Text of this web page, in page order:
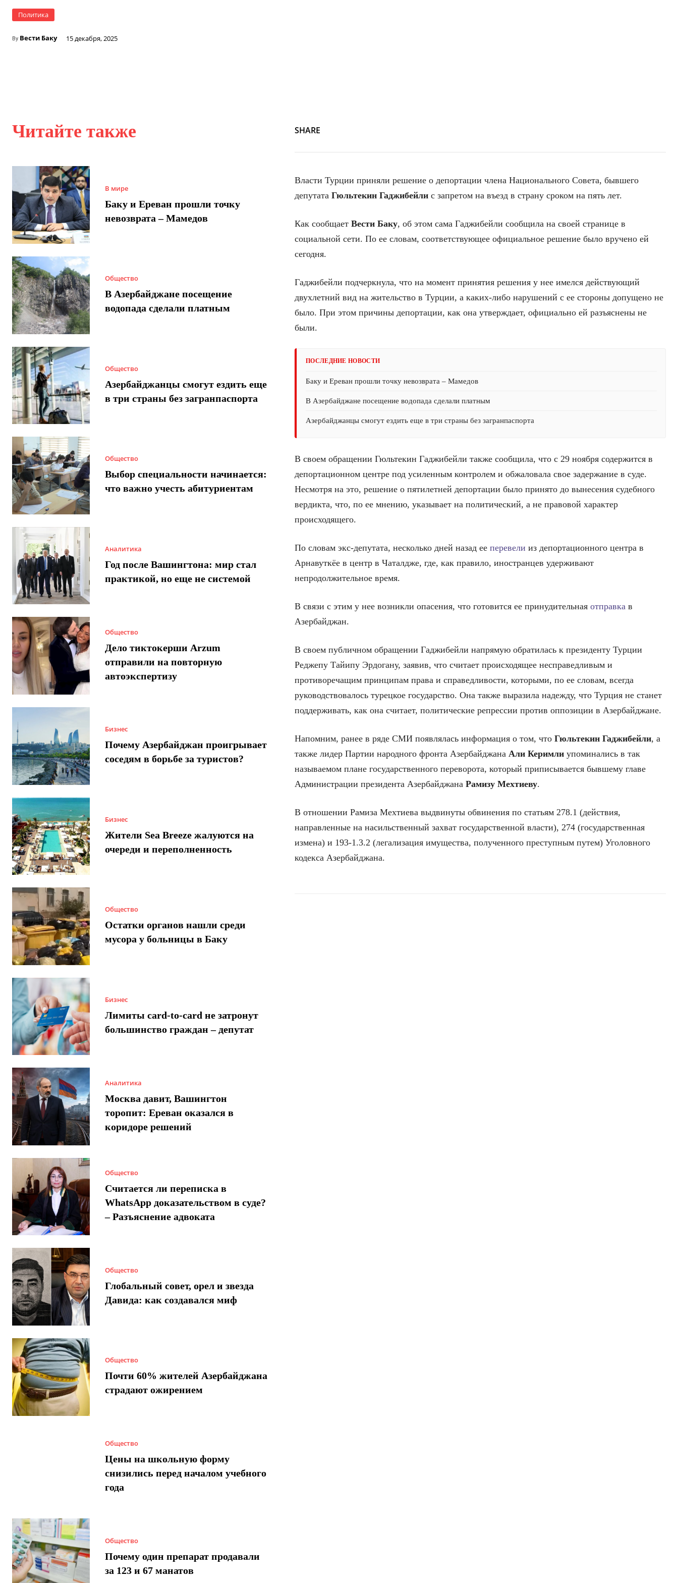
Политика
By Вести Баку 15 декабря, 2025
Читайте также
В мире
Баку и Ереван прошли точку
невозврата – Мамедов
Общество
В Азербайджане посещение
водопада сделали платным
Общество
Азербайджанцы смогут ездить еще
в три страны без загранпаспорта
Общество
Выбор специальности начинается:
что важно учесть абитуриентам
Аналитика
Год после Вашингтона: мир стал
практикой, но еще не системой
Общество
Дело тиктокерши Arzum
отправили на повторную
автоэкспертизу
Бизнес
Почему Азербайджан проигрывает
соседям в борьбе за туристов?
Бизнес
Жители Sea Breeze жалуются на
очереди и переполненность
Общество
Остатки органов нашли среди
мусора у больницы в Баку
Бизнес
Лимиты card-to-card не затронут
большинство граждан – депутат
Аналитика
Москва давит, Вашингтон
торопит: Ереван оказался в
коридоре решений
Общество
Считается ли переписка в
WhatsApp доказательством в суде?
– Разъяснение адвоката
Общество
Глобальный совет, орел и звезда
Давида: как создавался миф
Общество
Почти 60% жителей Азербайджана
страдают ожирением
Общество
Цены на школьную форму
снизились перед началом учебного
года
Общество
Почему один препарат продавали
за 123 и 67 манатов
SHARE
Власти Турции приняли решение о депортации члена Национального Совета, бывшего
депутата Гюльтекин Гаджибейли с запретом на въезд в страну сроком на пять лет.
Как сообщает Вести Баку, об этом сама Гаджибейли сообщила на своей странице в
социальной сети. По ее словам, соответствующее официальное решение было вручено ей
сегодня.
Гаджибейли подчеркнула, что на момент принятия решения у нее имелся действующий
двухлетний вид на жительство в Турции, а каких-либо нарушений с ее стороны допущено не
было. При этом причины депортации, как она утверждает, официально ей разъяснены не
были.
ПОСЛЕДНИЕ НОВОСТИ
Баку и Ереван прошли точку невозврата – Мамедов
В Азербайджане посещение водопада сделали платным
Азербайджанцы смогут ездить еще в три страны без загранпаспорта
В своем обращении Гюльтекин Гаджибейли также сообщила, что с 29 ноября содержится в
депортационном центре под усиленным контролем и обжаловала свое задержание в суде.
Несмотря на это, решение о пятилетней депортации было принято до вынесения судебного
вердикта, что, по ее мнению, указывает на политический, а не правовой характер
происходящего.
По словам экс-депутата, несколько дней назад ее перевели из депортационного центра в
Арнавуткёе в центр в Чаталдже, где, как правило, иностранцев удерживают
непродолжительное время.
В связи с этим у нее возникли опасения, что готовится ее принудительная отправка в
Азербайджан.
В своем публичном обращении Гаджибейли напрямую обратилась к президенту Турции
Реджепу Тайипу Эрдогану, заявив, что считает происходящее несправедливым и
противоречащим принципам права и справедливости, которыми, по ее словам, всегда
руководствовалось турецкое государство. Она также выразила надежду, что Турция не станет
поддерживать, как она считает, политические репрессии против оппозиции в Азербайджане.
Напомним, ранее в ряде СМИ появлялась информация о том, что Гюльтекин Гаджибейли, а
также лидер Партии народного фронта Азербайджана Али Керимли упоминались в так
называемом плане государственного переворота, который приписывается бывшему главе
Администрации президента Азербайджана Рамизу Мехтиеву.
В отношении Рамиза Мехтиева выдвинуты обвинения по статьям 278.1 (действия,
направленные на насильственный захват государственной власти), 274 (государственная
измена) и 193-1.3.2 (легализация имущества, полученного преступным путем) Уголовного
кодекса Азербайджана.